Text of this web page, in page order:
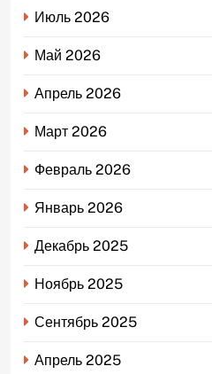
Июль 2026
Май 2026
Апрель 2026
Март 2026
Февраль 2026
Январь 2026
Декабрь 2025
Ноябрь 2025
Сентябрь 2025
Апрель 2025